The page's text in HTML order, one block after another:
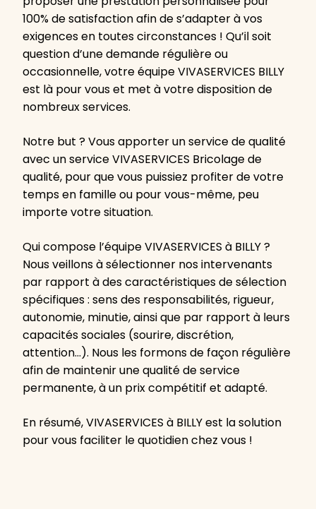
100% de satisfaction afin de s’adapter à vos
exigences en toutes circonstances ! Qu’il soit
question d’une demande régulière ou
occasionnelle, votre équipe VIVASERVICES BILLY
est là pour vous et met à votre disposition de
nombreux services.
Notre but ? Vous apporter un service de qualité
avec un service VIVASERVICES Bricolage de
qualité, pour que vous puissiez profiter de votre
temps en famille ou pour vous-même, peu
importe votre situation.
Qui compose l’équipe VIVASERVICES à BILLY ?
Nous veillons à sélectionner nos intervenants
par rapport à des caractéristiques de sélection
spécifiques : sens des responsabilités, rigueur,
autonomie, minutie, ainsi que par rapport à leurs
capacités sociales (sourire, discrétion,
attention…). Nous les formons de façon régulière
afin de maintenir une qualité de service
permanente, à un prix compétitif et adapté.
En résumé, VIVASERVICES à BILLY est la solution
pour vous faciliter le quotidien chez vous !